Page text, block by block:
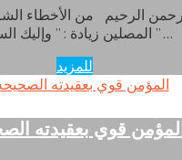
الرحيم من الأخطاء
المصلين زيادة : ” وإليك السلام ” …
للمزيد
المؤمن قوي بعقيدته